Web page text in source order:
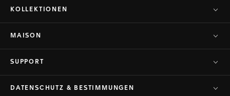
KOLLEKTIONEN
MAISON
SUPPORT
DATENSCHUTZ & BESTIMMUNGEN